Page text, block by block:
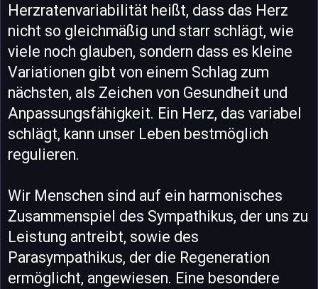
Herzratenvariabilität heißt, dass das Herz
nicht so gleichmäßig und starr schlägt, wie
viele noch glauben, sondern dass es kleine
Variationen gibt von einem Schlag zum
nächsten, als Zeichen von Gesundheit und
Anpassungsfähigkeit. Ein Herz, das variabel
schlägt, kann unser Leben bestmöglich
regulieren.
Wir Menschen sind auf ein harmonisches
Zusammenspiel des Sympathikus, der uns zu
Leistung antreibt, sowie des
Parasympathikus, der die Regeneration
ermöglicht, angewiesen. Eine besondere